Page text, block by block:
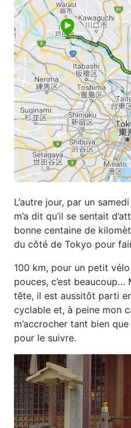
L’autre jour, par un
m’a dit qu’il se sentait
bonne centaine de
du côté de Tokyo pour
100 km, pour un petit
pouces, c’est beaucoup…
tête, il est aussitôt parti
cyclable et, à peine mon
m’accrocher tant bien
pour le suivre.